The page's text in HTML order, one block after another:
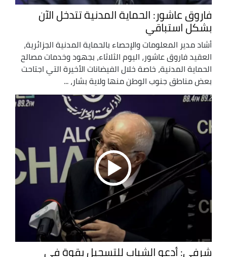
فاروق عاشور: الحماية المدنية تتدخل الآن
بشكل استباقي
أشاد مدير المعلومات والإحصاء بالحماية المدنية الجزائرية،
العقيد فاروق عاشور، اليوم الثلاثاء، بجهود وخدمات مصالح
الحماية المدنية، خاصة خلال الفيضانات الأخيرة التي اجتاحت
بعض مناطق جنوب الوطن منها ولاية بشار، ...
شرفي: أدعو الشباب للتسجيل بقوة في